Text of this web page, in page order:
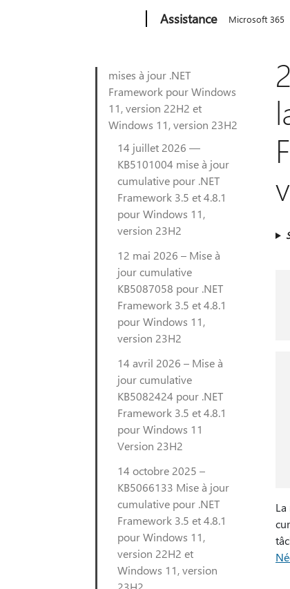
Assistance Microsoft 365
mises à jour .NET
Framework pour Windows
11, version 22H2 et
Windows 11, version 23H2
14 juillet 2026 —
KB5101004 mise à jour
cumulative pour .NET
Framework 3.5 et 4.8.1
pour Windows 11,
version 23H2
12 mai 2026 – Mise à
jour cumulative
KB5087058 pour .NET
Framework 3.5 et 4.8.1
pour Windows 11,
version 23H2
14 avril 2026 – Mise à
jour cumulative
KB5082424 pour .NET
Framework 3.5 et 4.8.1
pour Windows 11
Version 23H2
14 octobre 2025 –
KB5066133 Mise à jour
cumulative pour .NET
Framework 3.5 et 4.8.1
pour Windows 11,
version 22H2 et
Windows 11, version